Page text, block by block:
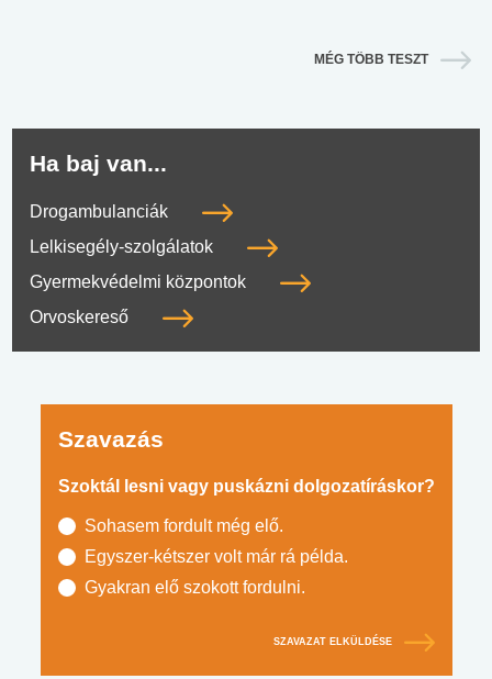
MÉG TÖBB TESZT
Ha baj van...
Drogambulanciák
Lelkisegély-szolgálatok
Gyermekvédelmi központok
Orvoskereső
Szavazás
Szoktál lesni vagy puskázni dolgozatíráskor?
Sohasem fordult még elő.
Egyszer-kétszer volt már rá példa.
Gyakran elő szokott fordulni.
SZAVAZAT ELKÜLDÉSE